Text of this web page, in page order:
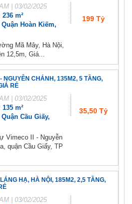
| 03/02/2025
236 m²
Quận Hoàn Kiếm,
199 Tỷ
Mã Mây, Hà Nội,
12,5m, Giá...
NGUYỄN CHÁNH, 135M2, 5 TẦNG,
RẺ
| 03/02/2025
135 m²
Quận Cầu Giấy,
35,50 Tỷ
Vimeco II - Nguyễn
quận Cầu Giấy, TP
HẠ, HÀ NỘI, 185M2, 2,5 TẦNG,
| 03/02/2025